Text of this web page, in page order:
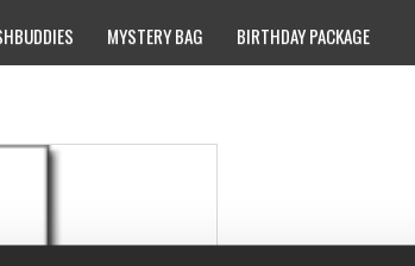
MYSTERY BAG BIRTHDAY PACKAGE